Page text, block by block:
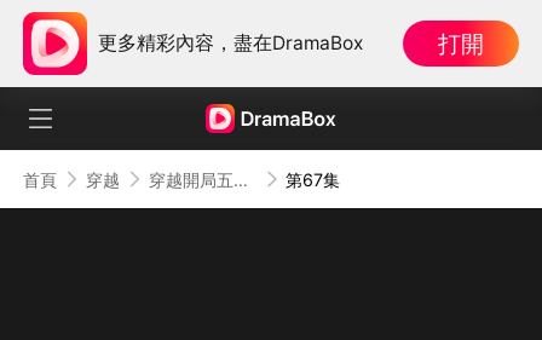
更多精彩內容，盡在DramaBox 打開
首頁 穿越 穿越開局五個閨女，女帝排隊認親 第67集